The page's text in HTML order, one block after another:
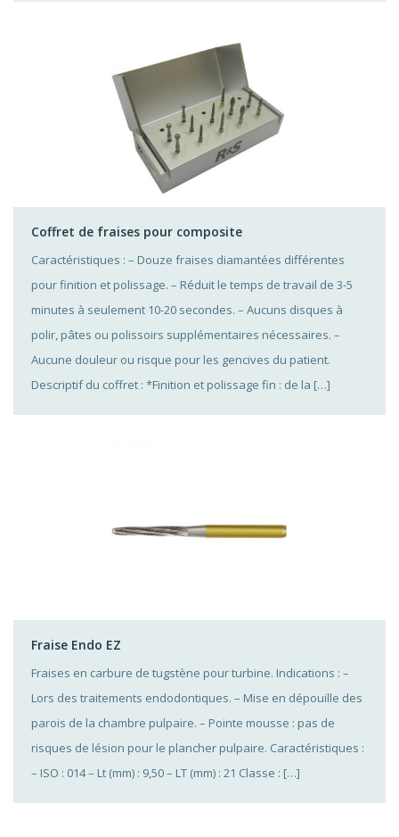
Coffret de fraises pour composite
Caractéristiques : – Douze fraises diamantées différentes
pour finition et polissage. – Réduit le temps de travail de 3-5
minutes à seulement 10-20 secondes. – Aucuns disques à
polir, pâtes ou polissoirs supplémentaires nécessaires. –
Aucune douleur ou risque pour les gencives du patient.
Descriptif du coffret : *Finition et polissage fin : de la […]
Fraise Endo EZ
Fraises en carbure de tugstène pour turbine. Indications : –
Lors des traitements endodontiques. – Mise en dépouille des
parois de la chambre pulpaire. – Pointe mousse : pas de
risques de lésion pour le plancher pulpaire. Caractéristiques :
– ISO : 014 – Lt (mm) : 9,50 – LT (mm) : 21 Classe : […]